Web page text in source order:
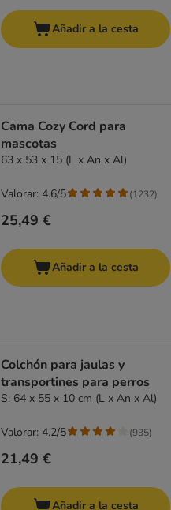
Añadir a la cesta
Cama Cozy Cord para
mascotas
63 x 53 x 15 (L x An x Al)
25,49 €
Valorar: 4.6/5 (1232)
Añadir a la cesta
Colchón para jaulas y
transportines para perros
S: 64 x 55 x 10 cm (L x An x Al)
21,49 €
Valorar: 4.2/5 (935)
Añadir a la cesta